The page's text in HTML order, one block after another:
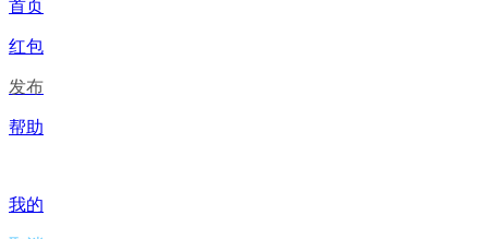
首页
红包
发布
帮助
我的